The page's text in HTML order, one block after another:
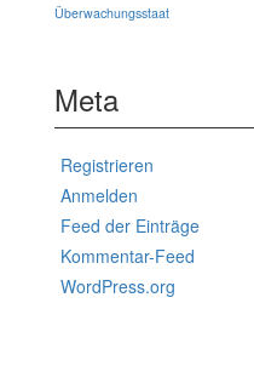
Überwachungsstaat
Meta
Registrieren
Anmelden
Feed der Einträge
Kommentar-Feed
WordPress.org